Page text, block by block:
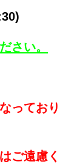
さい。
っており
ご遠慮く